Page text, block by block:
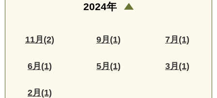
2024年
11月(2) 9月(1) 7月(1)
6月(1) 5月(1) 3月(1)
2月(1)